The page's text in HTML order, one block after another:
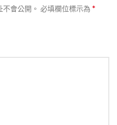
會公開。 必填欄位標示為 *